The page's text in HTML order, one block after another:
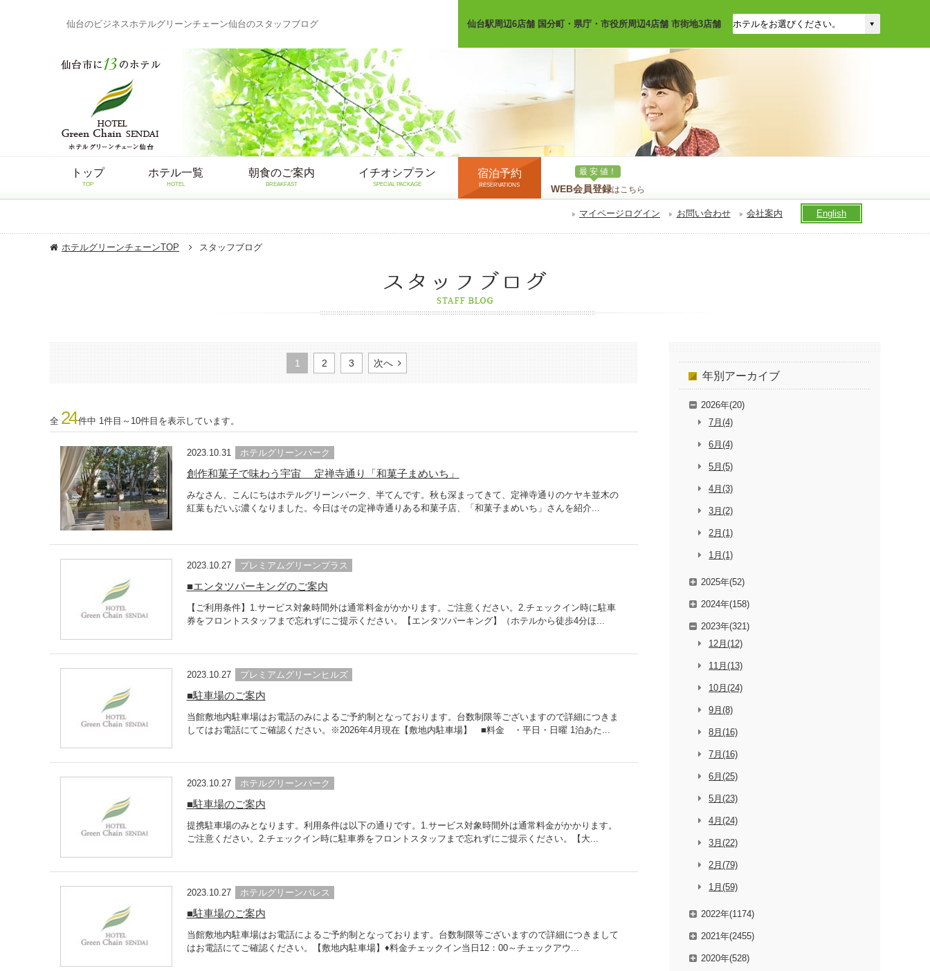
仙台のビジネスホテルグリーンチェーン仙台のスタッフブログ 仙台駅周辺6店舗 国分町・県庁・市役所周辺4店舗 市街地3店舗
トップ
TOP
ホテル一覧
HOTEL
朝食のご案内
BREAKFAST
イチオシプラン
SPECIAL PACKAGE
宿泊予約
RESERVATIONS
最 安 値！
WEB会員登録はこちら
マイページログイン お問い合わせ 会社案内 English
ホテルグリーンチェーンTOP スタッフブログ
1 2 3 次へ
全 24件中 1件目～10件目を表示しています。
2023.10.31 ホテルグリーンパーク
創作和菓子で味わう宇宙 定禅寺通り「和菓子まめいち」
みなさん、こんにちはホテルグリーンパーク、半てんです。秋も深まってきて、定禅寺通りのケヤキ並木の
紅葉もだいぶ濃くなりました。今日はその定禅寺通りある和菓子店、「和菓子まめいち」さんを紹介...
2023.10.27 プレミアムグリーンプラス
■エンタツパーキングのご案内
【ご利用条件】1.サービス対象時間外は通常料金がかかります。ご注意ください。2.チェックイン時に駐車
券をフロントスタッフまで忘れずにご提示ください。【エンタツパーキング】（ホテルから徒歩4分ほ...
2023.10.27 プレミアムグリーンヒルズ
■駐車場のご案内
当館敷地内駐車場はお電話のみによるご予約制となっております。台数制限等ございますので詳細につきま
してはお電話にてご確認ください。※2026年4月現在【敷地内駐車場】 ■料金 ・平日・日曜 1泊あた...
2023.10.27 ホテルグリーンパーク
■駐車場のご案内
提携駐車場のみとなります。利用条件は以下の通りです。1.サービス対象時間外は通常料金がかかります。
ご注意ください。2.チェックイン時に駐車券をフロントスタッフまで忘れずにご提示ください。【大...
2023.10.27 ホテルグリーンパレス
■駐車場のご案内
当館敷地内駐車場はお電話によるご予約制となっております。台数制限等ございますので詳細につきまして
はお電話にてご確認ください。【敷地内駐車場】♦料金チェックイン当日12：00～チェックアウ...
年別アーカイブ
2026年(20)
7月(4)
6月(4)
5月(5)
4月(3)
3月(2)
2月(1)
1月(1)
2025年(52)
2024年(158)
2023年(321)
12月(12)
11月(13)
10月(24)
9月(8)
8月(16)
7月(16)
6月(25)
5月(23)
4月(24)
3月(22)
2月(79)
1月(59)
2022年(1174)
2021年(2455)
2020年(528)